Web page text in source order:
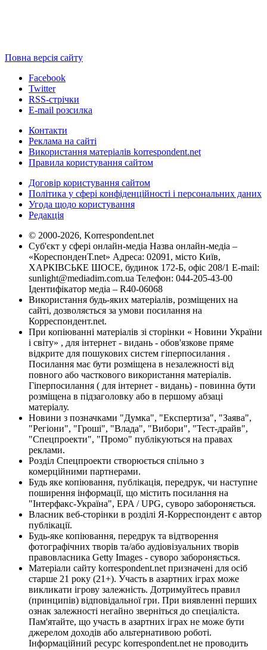
Повна версія сайту
Facebook
Twitter
RSS-стрічки
E-mail розсилка
Контакти
Реклама на сайті
Використання матеріалів korrespondent.net
Правила користування сайтом
Договір користування сайтом
Політика у сфері конфіденційності і персональних даних
Угода щодо користування
Редакція
© 2000-2026, Korrespondent.net
Суб'єкт у сфері онлайн-медіа Назва онлайн-медіа –
«КореспонденТ.net» Адреса: 02091, місто Київ,
ХАРКІВСЬКЕ ШОСЕ, будинок 172-Б, офіс 208/1 E-mail:
sunlight@mediadim.com.ua Телефон: 044-205-43-00
Ідентифікатор медіа – R40-06068
Використання будь-яких матеріалів, розміщених на
сайті, дозволяється за умови посилання на
Корреспондент.net.
При копіюванні матеріалів зі сторінки « Новини України
і світу» , для інтернет - видань - обов'язкове пряме
відкрите для пошукових систем гіперпосилання .
Посилання має бути розміщена в незалежності від
повного або часткового використання матеріалів.
Гіперпосилання ( для інтернет - видань) - повинна бути
розміщена в підзаголовку або в першому абзаці
матеріалу.
Новини з позначками "Думка", "Експертиза", "Заява",
"Регіони", "Гроші", "Влада", "Вибори", "Тест-драйв",
"Спецпроекти", "Промо" публікуються на правах
реклами.
Розділ Спецпроекти створюється спільно з
комерційними партнерами.
Будь яке копіювання, публікація, передрук, чи наступне
поширення інформації, що містить посилання на
"Інтерфакс-Україна", EPA / UPG, суворо забороняється.
Власник веб-сторінки в розділі Я-Корреспондент є автор
публікації.
Будь-яке копіювання, передрук та відтворення
фотографічних творів та/або аудіовізуальних творів
правовласника Getty Images - суворо забороняється.
Матеріали сайту korrespondent.net призначені для осіб
старше 21 року (21+). Участь в азартних іграх може
викликати ігрову залежність. Дотримуйтесь правил
(принципів) відповідальної гри. При виявленні перших
ознак залежності негайно зверніться до спеціаліста.
Пам'ятайте, що участь в азартних іграх не може бути
джерелом доходів або альтернативою роботі.
Інформаційний ресурс korrespondent.net не проводить